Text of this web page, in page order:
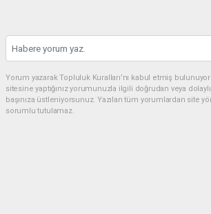
Yorum yazarak Topluluk Kuralları’nı kabul etmiş
sitesine yaptığınız yorumunuzla ilgili doğrudan veya
başınıza üstleniyorsunuz. Yazılan tüm yorumlardan site
sorumlu tutulamaz.